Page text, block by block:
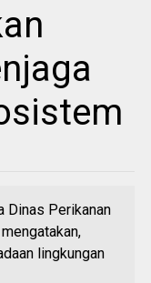
Dinas Perikanan
lingkungan